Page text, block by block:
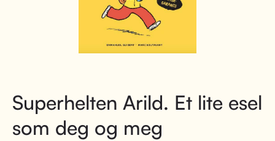
Superhelten Arild. Et lite esel
som deg og meg